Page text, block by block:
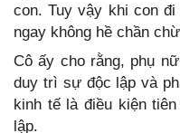
con. Tuy vậy khi con
ngay không hề chần
Cô ấy cho rằng, phụ
duy trì sự độc lập và
kinh tế là điều kiện
lập.